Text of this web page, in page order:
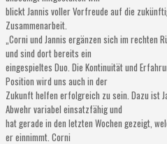
blickt Jannis voller Vorfreude auf die
Zusammenarbeit.
„Corni und Jannis ergänzen sich im rechten
und sind dort bereits ein
eingespieltes Duo. Die Kontinuität und
Position wird uns auch in der
Zukunft helfen erfolgreich zu sein. Dazu ist
Abwehr variabel einsatzfähig und
hat gerade in den letzten Wochen gezeigt,
er einnimmt. Corni